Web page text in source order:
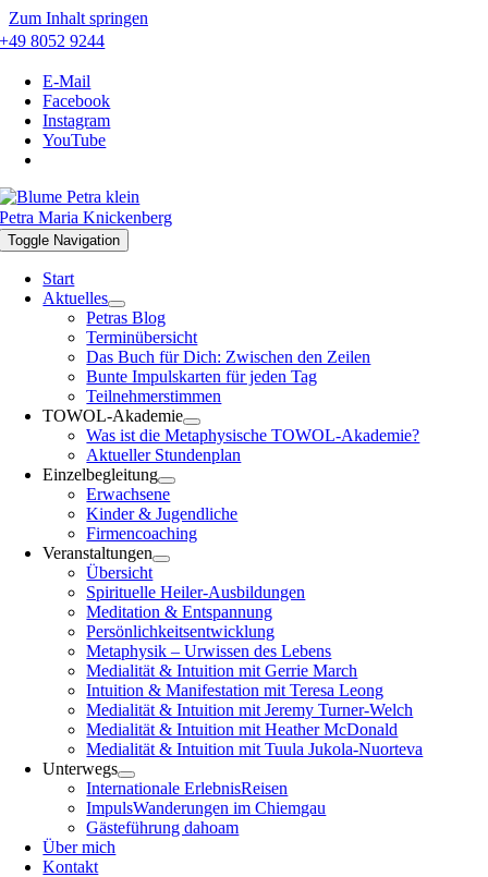
Zum Inhalt springen
+49 8052 9244
E-Mail
Facebook
Instagram
YouTube
Petra Maria Knickenberg
Toggle Navigation
Start
Aktuelles
Petras Blog
Terminübersicht
Das Buch für Dich: Zwischen den Zeilen
Bunte Impulskarten für jeden Tag
Teilnehmerstimmen
TOWOL-Akademie
Was ist die Metaphysische TOWOL-Akademie?
Aktueller Stundenplan
Einzelbegleitung
Erwachsene
Kinder & Jugendliche
Firmencoaching
Veranstaltungen
Übersicht
Spirituelle Heiler-Ausbildungen
Meditation & Entspannung
Persönlichkeitsentwicklung
Metaphysik – Urwissen des Lebens
Medialität & Intuition mit Gerrie March
Intuition & Manifestation mit Teresa Leong
Medialität & Intuition mit Jeremy Turner-Welch
Medialität & Intuition mit Heather McDonald
Medialität & Intuition mit Tuula Jukola-Nuorteva
Unterwegs
Internationale ErlebnisReisen
ImpulsWanderungen im Chiemgau
Gästeführung dahoam
Über mich
Kontakt